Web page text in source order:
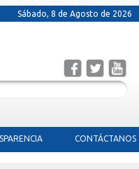
Sábado, 8 de Agosto de 2026
CONTÁCTANOS